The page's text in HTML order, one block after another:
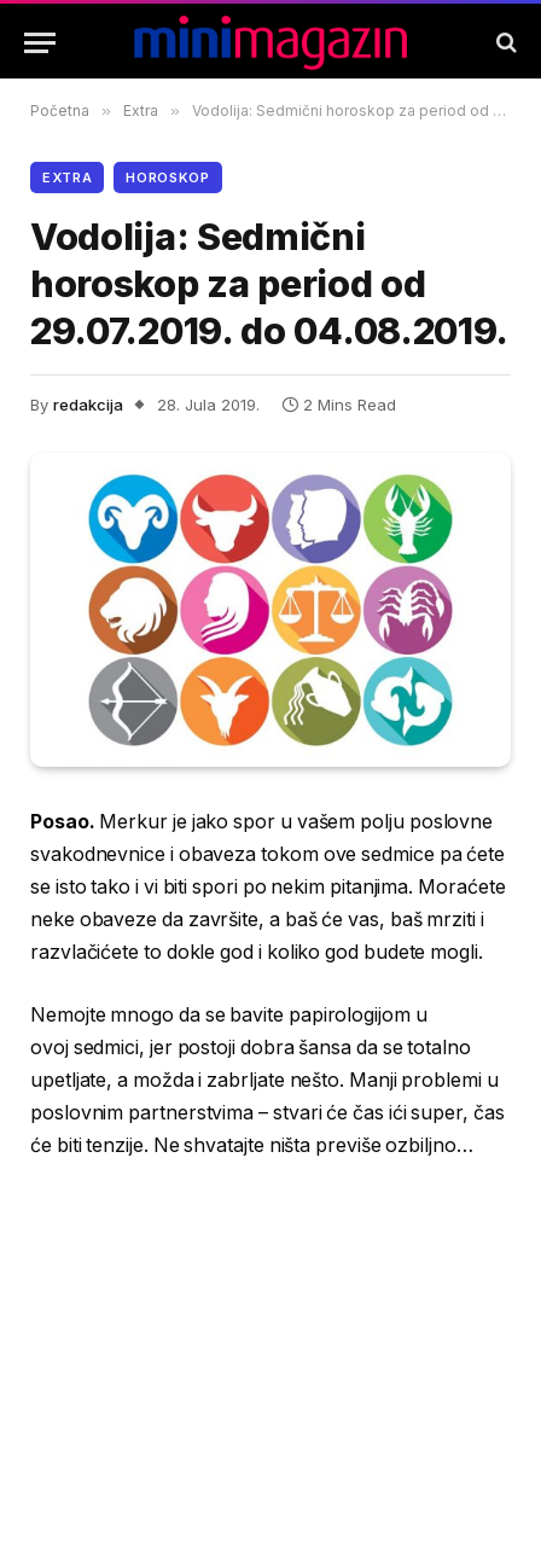
Početna » Extra » Vodolija: Sedmični horoskop za period od 29.07.2019. do 04.08.2019.
EXTRA HOROSKOP
Vodolija: Sedmični
horoskop za period od
29.07.2019. do 04.08.2019.
By redakcija 28. Jula 2019. 2 Mins Read
Posao. Merkur je jako spor u vašem polju poslovne
svakodnevnice i obaveza tokom ove sedmice pa ćete
se isto tako i vi biti spori po nekim pitanjima. Moraćete
neke obaveze da završite, a baš će vas, baš mrziti i
razvlačićete to dokle god i koliko god budete mogli.
Nemojte mnogo da se bavite papirologijom u
ovoj sedmici, jer postoji dobra šansa da se totalno
upetljate, a možda i zabrljate nešto. Manji problemi u
poslovnim partnerstvima – stvari će čas ići super, čas
će biti tenzije. Ne shvatajte ništa previše ozbiljno…